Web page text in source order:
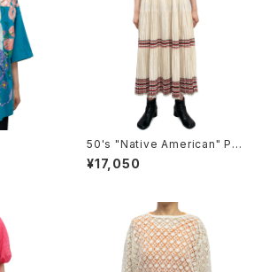
50's "Native American" Ple
ats Skirt
¥17,050